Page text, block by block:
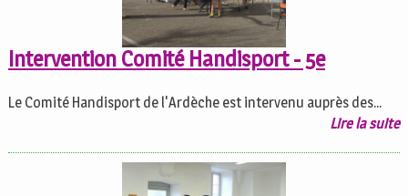
Intervention Comité Handisport - 5e
Le Comité Handisport de l'Ardèche est intervenu auprès des...
Lire la suite